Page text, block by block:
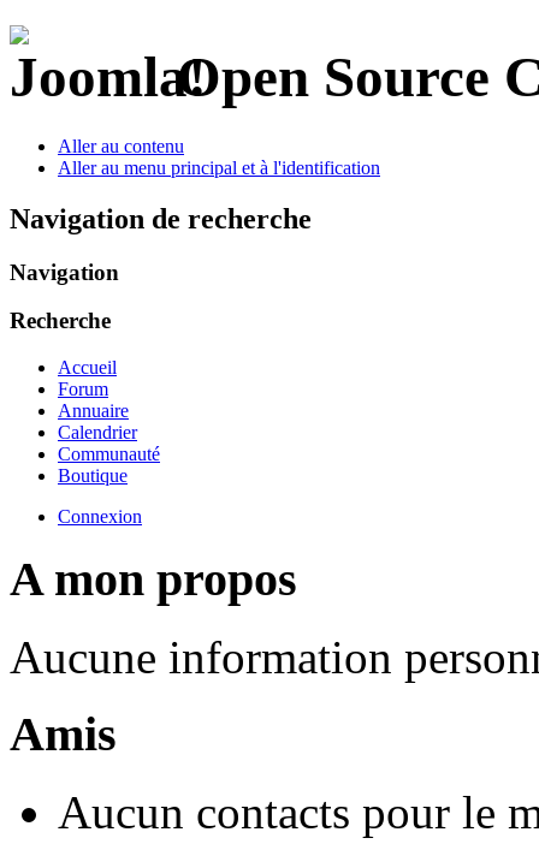
Open Source
Aller au contenu
Aller au menu principal et à l'identification
Navigation de recherche
Navigation
Recherche
Accueil
Forum
Annuaire
Calendrier
Communauté
Boutique
Connexion
A mon propos
Aucune information
Amis
Aucun contacts pour le